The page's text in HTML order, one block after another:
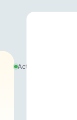
Actualizat: